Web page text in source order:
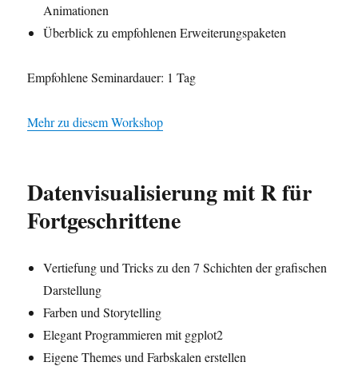
Animationen
Überblick zu empfohlenen Erweiterungspaketen
Empfohlene Seminardauer: 1 Tag
Mehr zu diesem Workshop
Datenvisualisierung mit R für
Fortgeschrittene
Vertiefung und Tricks zu den 7 Schichten der grafischen
Darstellung
Farben und Storytelling
Elegant Programmieren mit ggplot2
Eigene Themes und Farbskalen erstellen